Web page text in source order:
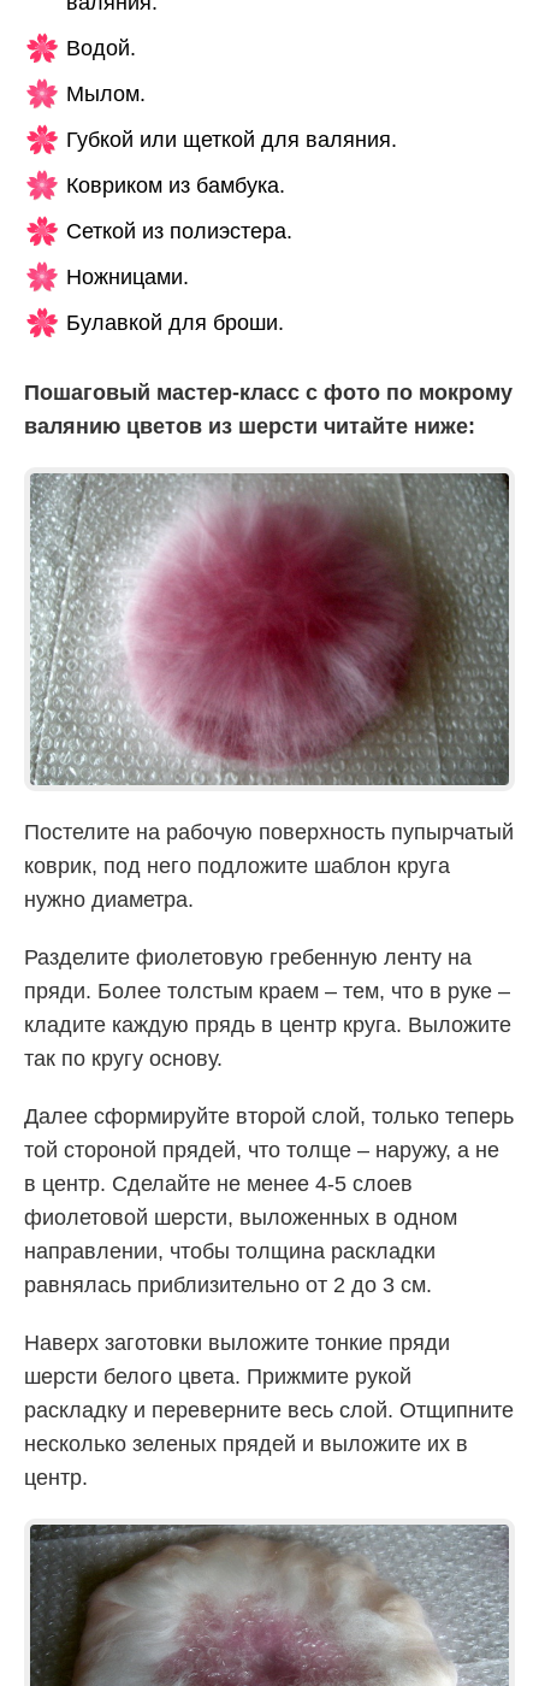
Водой.
Мылом.
Губкой или щеткой для валяния.
Ковриком из бамбука.
Сеткой из полиэстера.
Ножницами.
Булавкой для броши.
Пошаговый мастер-класс с фото по мокрому
валянию цветов из шерсти читайте ниже:
Постелите на рабочую поверхность пупырчатый
коврик, под него подложите шаблон круга
нужно диаметра.
Разделите фиолетовую гребенную ленту на
пряди. Более толстым краем – тем, что в руке –
кладите каждую прядь в центр круга. Выложите
так по кругу основу.
Далее сформируйте второй слой, только теперь
той стороной прядей, что толще – наружу, а не
в центр. Сделайте не менее 4-5 слоев
фиолетовой шерсти, выложенных в одном
направлении, чтобы толщина раскладки
равнялась приблизительно от 2 до 3 см.
Наверх заготовки выложите тонкие пряди
шерсти белого цвета. Прижмите рукой
раскладку и переверните весь слой. Отщипните
несколько зеленых прядей и выложите их в
центр.